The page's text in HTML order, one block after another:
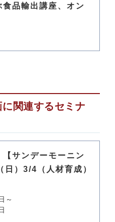
品輸出講座、オン
関連するセミナ
サンデーモーニン
日）3/4（人材育成）
～